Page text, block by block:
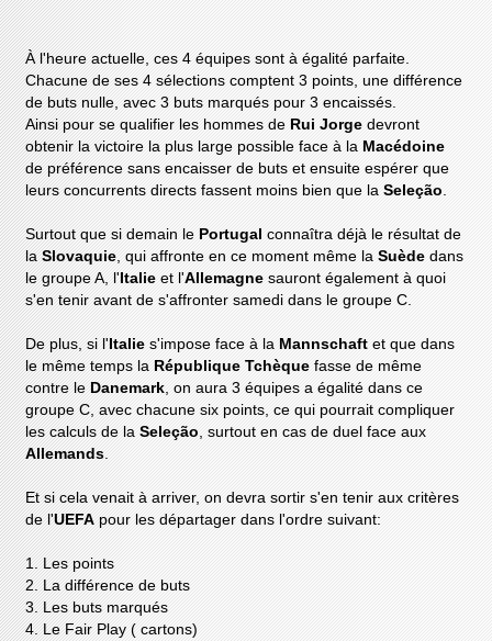
À l'heure actuelle, ces 4 équipes sont à égalité parfaite.
Chacune de ses 4 sélections comptent 3 points, une différence
de buts nulle, avec 3 buts marqués pour 3 encaissés.
Ainsi pour se qualifier les hommes de Rui Jorge devront
obtenir la victoire la plus large possible face à la Macédoine
de préférence sans encaisser de buts et ensuite espérer que
leurs concurrents directs fassent moins bien que laSeleção
Surtout que si demain le Portugalconnaîtra déjà le résultat de
laSlovaquie , qui affronte en ce moment même laSuèdedans
le groupe A, l'Italie et l'Allemagne sauront également à quoi
s'en tenir avant de s'affronter samedi dans le groupe C.
De plus, si l'Italie s'impose face à laMannschaftet que dans
le même temps laRépublique Tchèque fasse de même
contre leDanemark , on aura 3 équipes a égalité dans ce
groupe C, avec chacune six points, ce qui pourrait compliquer
les calculs de laSeleção , surtout en cas de duel face aux
Allemands
Et si cela venait à arriver, on devra sortir s'en tenir aux critères
de l'UEFA pour les départager dans l'ordre suivant:
1. Les points
2. La différence de buts
3. Les buts marqués
4. Le Fair Play ( cartons)